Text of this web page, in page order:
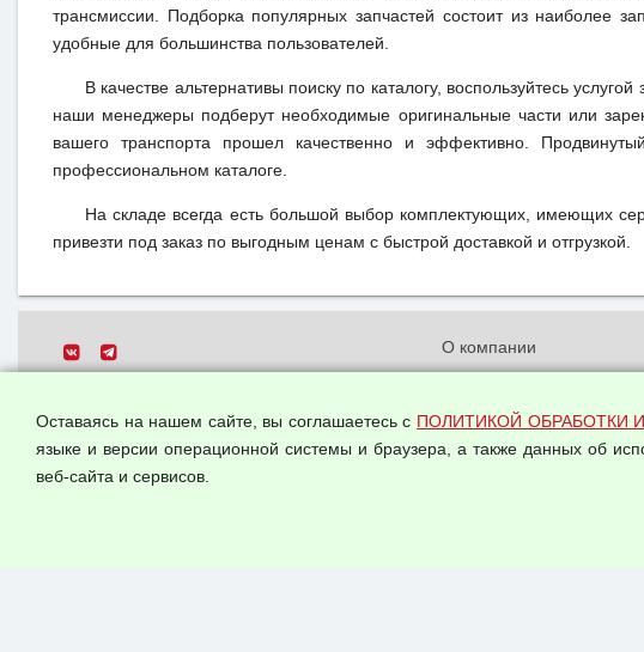
трансмиссии. Подборка популярных запчастей состоит из наиболее
удобные для большинства пользователей.
В качестве альтернативы поиску по каталогу, воспользуйтесь услугой
наши менеджеры подберут необходимые оригинальные части или
вашего транспорта прошел качественно и эффективно.
профессиональном каталоге.
На складе всегда есть большой выбор комплектующих, имеющих
привезти под заказ по выгодным ценам с быстрой доставкой и отгрузкой.
Все права защищены.
О компании
данных
Оставаясь на нашем сайте, вы соглашаетесь с ПОЛИТИКОЙ ОБРАБОТКИ
языке и версии операционной системы и браузера, а также данных об
веб-сайта и сервисов.